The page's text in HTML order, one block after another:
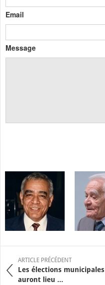
Email
Message
ARTICLE PRÉCÉDENT
Les élections municipales
auront lieu ...